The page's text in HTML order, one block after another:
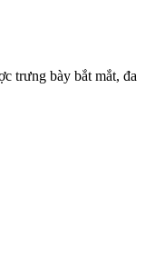
trưng bày bắt mắt, đa